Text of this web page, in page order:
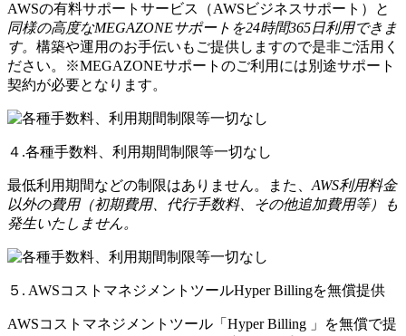
AWSの有料サポートサービス（AWSビジネスサポート）と
同様の高度なMEGAZONEサポートを24時間365日利用できま
す。 構築や運用のお手伝いもご提供しますので是非ご活用く
ださい。※MEGAZONEサポートのご利用には別途サポート
契約が必要となります。
４.各種手数料、利用期間制限等一切なし
最低利用期間などの制限はありません。また、 AWS利用料金
以外の費用（初期費用、代行手数料、その他追加費用等）も
発生いたしません。
５. AWSコストマネジメントツールHyper Billingを無償提供
AWSコストマネジメントツール「Hyper Billing 」を無償で提